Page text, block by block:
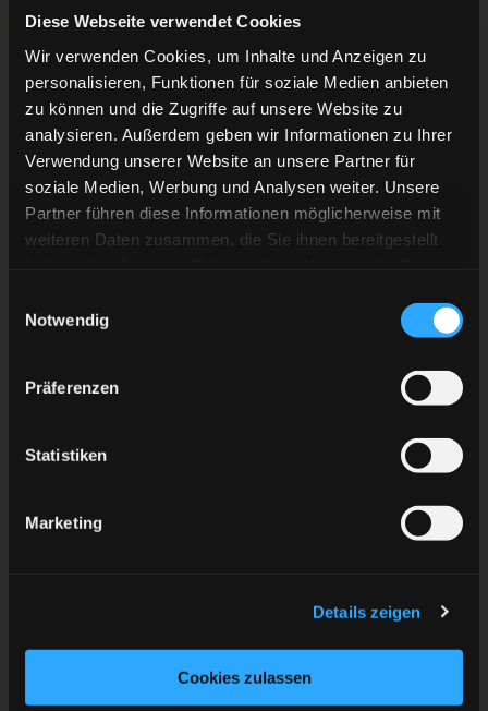
Diese Webseite verwendet Cookies
Wir verwenden Cookies, um Inhalte und Anzeigen zu
personalisieren, Funktionen für soziale Medien anbieten
zu können und die Zugriffe auf unsere Website zu
analysieren. Außerdem geben wir Informationen zu Ihrer
Verwendung unserer Website an unsere Partner für
soziale Medien, Werbung und Analysen weiter. Unsere
Partner führen diese Informationen möglicherweise mit
weiteren Daten zusammen, die Sie ihnen bereitgestellt
Notwendig
Präferenzen
Statistiken
Marketing
Details zeigen
Cookies zulassen